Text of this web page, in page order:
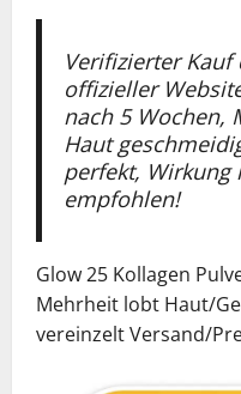
Verifizierter
offizieller
nach 5 Wochen,
Haut
perfekt, Wirkung
empfohlen!
Glow 25 Kollagen
Mehrheit lobt Haut/
vereinzelt Versand/